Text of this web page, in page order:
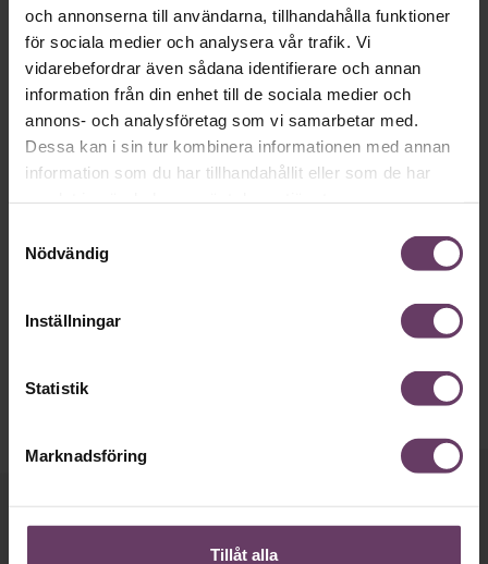
och annonserna till användarna, tillhandahålla funktioner
för sociala medier och analysera vår trafik. Vi
vidarebefordrar även sådana identifierare och annan
information från din enhet till de sociala medier och
annons- och analysföretag som vi samarbetar med.
Dessa kan i sin tur kombinera informationen med annan
information som du har tillhandahållit eller som de har
Nödvändig
Inställningar
Statistik
Marknadsföring
Tillåt alla
Beslutsfattande
Han knäckte chefernas gåta – på Mount
Everest
På 5500 meters höjd upptäckte forskare från Umeå vad som
händer i grupper vid svår tristess. Något som även är en
utmaning för chefer och ledare i mer icke-extrema miljöer.
Håll dig uppdaterad med våra